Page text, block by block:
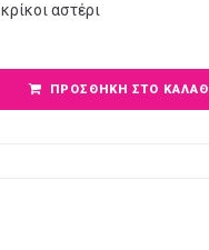
αστέρι
ΠΡΟΣΘΉΚΗ ΣΤΟ ΚΑΛΆΘΙ